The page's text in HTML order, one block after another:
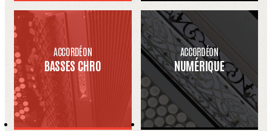
ACCORDÉON
BASSES CHRO
ACCORDÉON
NUMÉRIQUE